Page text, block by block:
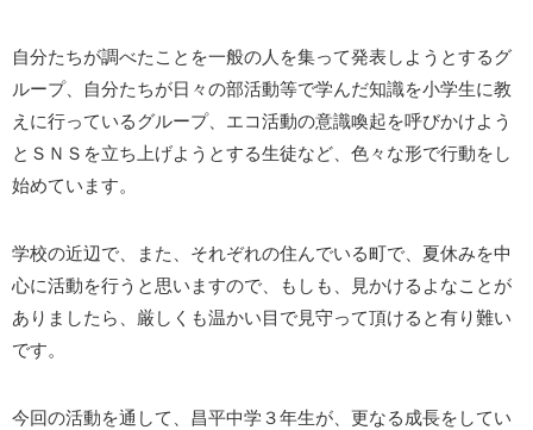
自分たちが調べたことを一般の人を集って発表しようとするグ
ループ、自分たちが日々の部活動等で学んだ知識を小学生に教
えに行っているグループ、エコ活動の意識喚起を呼びかけよう
とＳＮＳを立ち上げようとする生徒など、色々な形で行動をし
始めています。
学校の近辺で、また、それぞれの住んでいる町で、夏休みを中
心に活動を行うと思いますので、もしも、見かけるよなことが
ありましたら、厳しくも温かい目で見守って頂けると有り難い
です。
今回の活動を通して、昌平中学３年生が、更なる成長をしてい